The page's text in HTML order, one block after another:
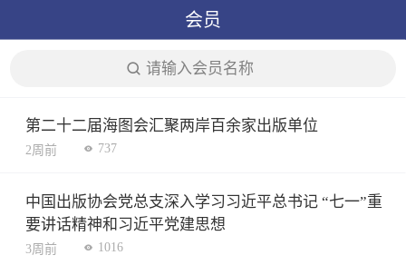
会员
请输入会员名称
第二十二届海图会汇聚两岸百余家出版单位
2周前 737
中国出版协会党总支深入学习习近平总书记 “七一”重
要讲话精神和习近平党建思想
3周前 1016